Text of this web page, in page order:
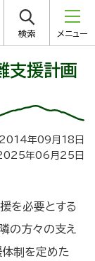
検索 メニュー
支援計画
年09月18日
年06月25日
を必要とする
の方々の支え
制を定めた